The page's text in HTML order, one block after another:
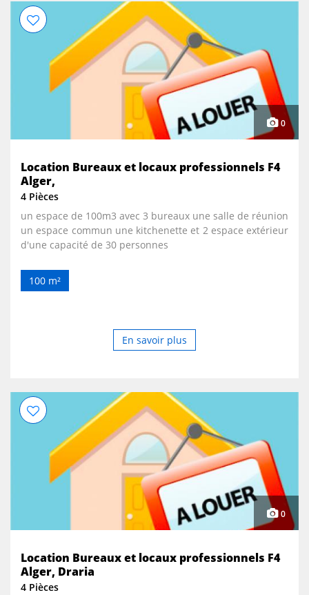
0
Location Bureaux et locaux professionnels F4
Alger,
4 Pièces
un espace de 100m3 avec 3 bureaux une salle de réunion
un espace commun une kitchenette et 2 espace extérieur
d'une capacité de 30 personnes
100 m²
En savoir plus
0
Location Bureaux et locaux professionnels F4
Alger, Draria
4 Pièces